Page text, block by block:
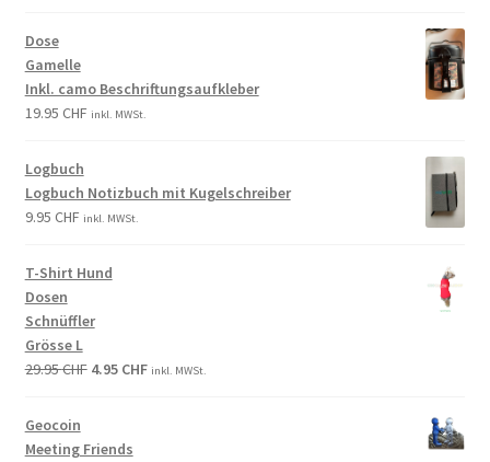
Dose
Gamelle
Inkl. camo Beschriftungsaufkleber
19.95 CHF inkl. MWSt.
Logbuch
Logbuch Notizbuch mit Kugelschreiber
9.95 CHF inkl. MWSt.
T-Shirt Hund
Dosen
Schnüffler
Grösse L
29.95CHF 4.95 CHF inkl. MWSt.
Geocoin
Meeting Friends